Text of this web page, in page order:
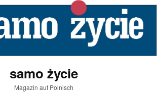
samo życie
Magazin auf Polnisch